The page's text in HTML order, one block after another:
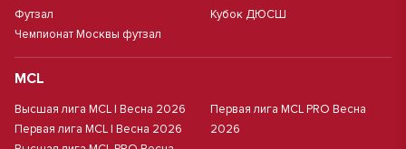
Футзал
Чемпионат Москвы футзал
Кубок ДЮСШ
MCL
Высшая лига MCL | Весна 2026
Первая лига MCL | Весна 2026
Первая лига MCL PRO Весна
2026